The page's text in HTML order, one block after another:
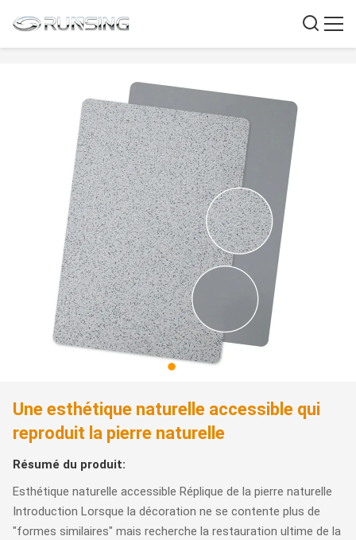
Une esthétique naturelle accessible qui
reproduit la pierre naturelle
Résumé du produit:
Esthétique naturelle accessible Réplique de la pierre naturelle
Introduction Lorsque la décoration ne se contente plus de
"formes similaires" mais recherche la restauration ultime de la